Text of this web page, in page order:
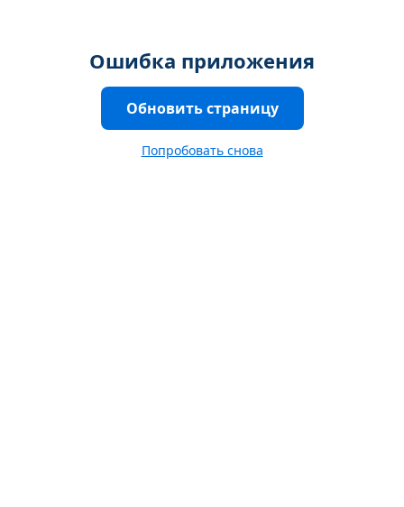
Ошибка приложения
Обновить страницу
Попробовать снова